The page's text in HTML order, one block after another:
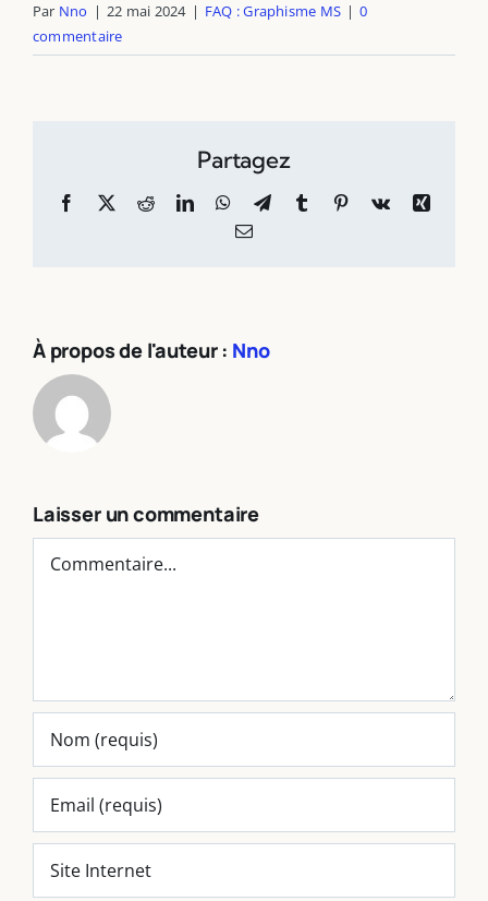
Par Nno | 22 mai 2024 | FAQ : Graphisme MS | 0
commentaire
Partagez
Facebook
X RedditLinkedInWhatsApp
TelegramTumblr Pinterest
Vk
Xing
Email
À propos de l'auteur : Nno
Laisser un commentaire
Commentaire